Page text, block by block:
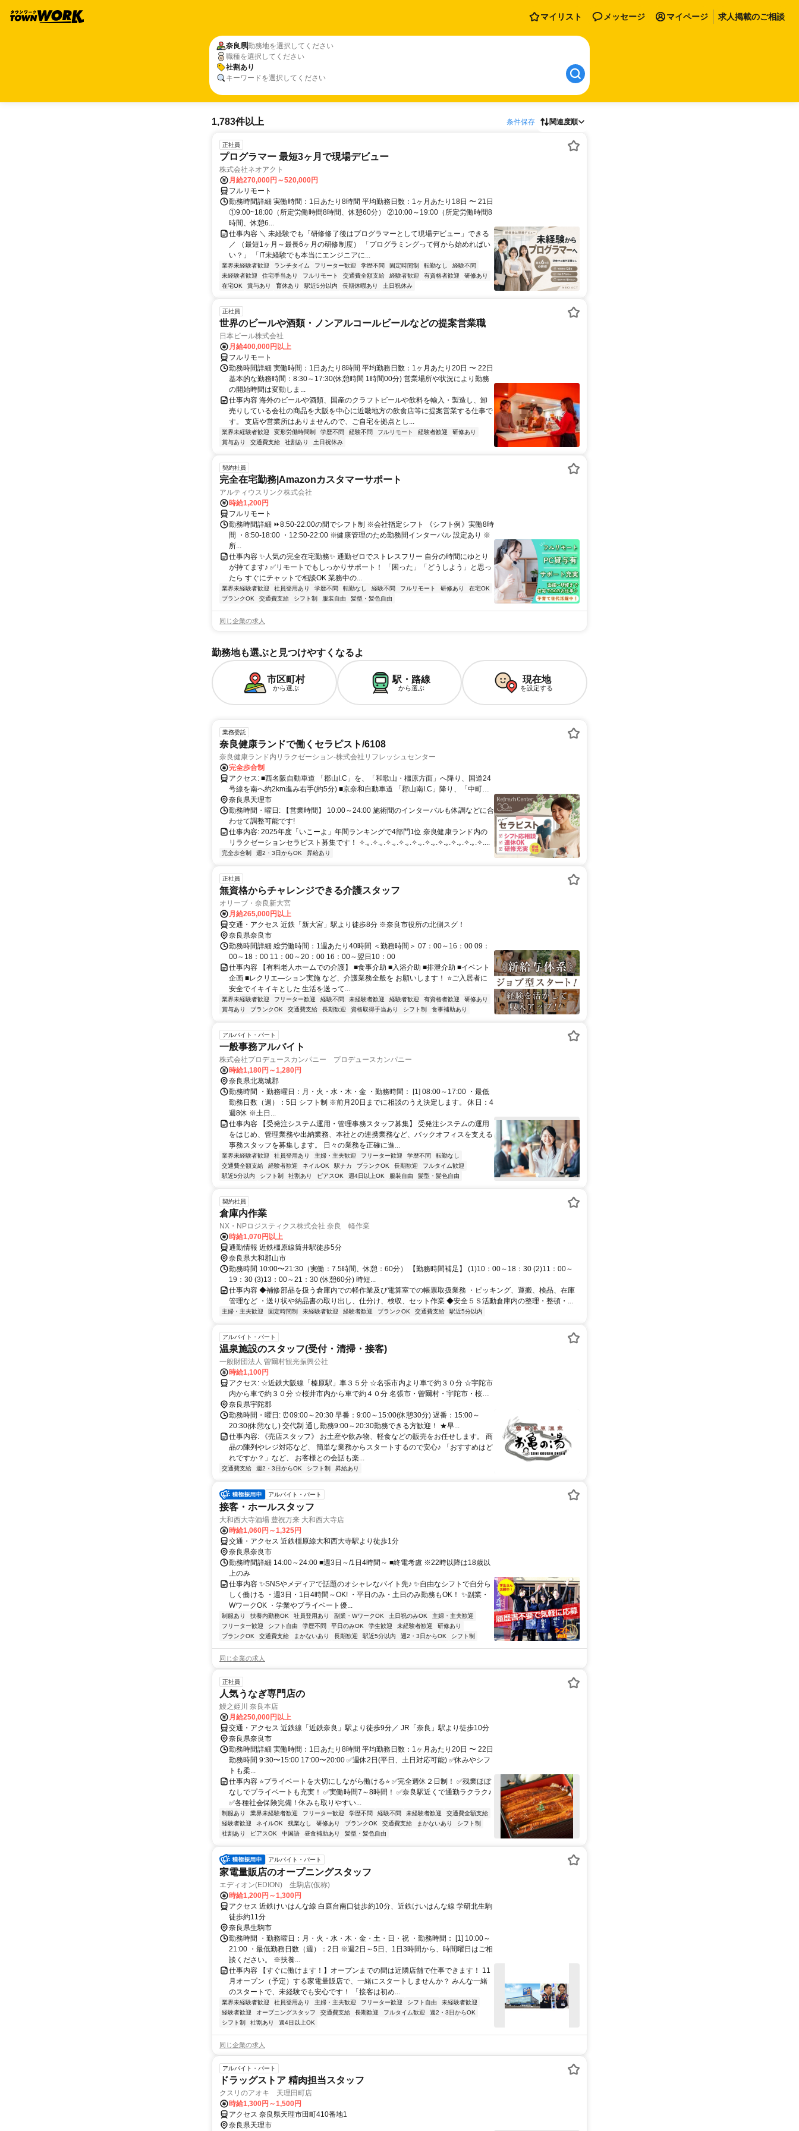
マイリスト メッセージ マイページ 求人掲載のご相談
奈良県勤務地を選択してください
職種を選択してください
社割あり
キーワードを選択してください
1,783件以上 条件保存 関連度順
正社員
プログラマー 最短3ヶ月で現場デビュー
株式会社ネオアクト
月給270,000円～520,000円
フルリモート
勤務時間詳細 実働時間：1日あたり8時間 平均勤務日数：1ヶ月あたり18日 〜 21日
①9:00~18:00（所定労働時間8時間、休憩60分） ②10:00～19:00（所定労働時間8
時間、休憩6...
仕事内容 ＼ 未経験でも「研修修了後はプログラマーとして現場デビュー」できる
／ （最短1ヶ月～最長6ヶ月の研修制度） 「プログラミングって何から始めればい
い？」 「IT未経験でも本当にエンジニアに...
業界未経験者歓迎 ランチタイム フリーター歓迎 学歴不問 固定時間制 転勤なし
経験不問
未経験者歓迎
住宅手当あり フルリモート 交通費全額支給 経験者歓迎 有資格者歓迎
研修あり
在宅OK
賞与あり 育休あり 駅近5分以内 長期休暇あり 土日祝休み
正社員
世界のビールや酒類・ノンアルコールビールなどの提案営業職
日本ビール株式会社
月給400,000円以上
フルリモート
勤務時間詳細 実働時間：1日あたり8時間 平均勤務日数：1ヶ月あたり20日 〜 22日
基本的な勤務時間：8:30～17:30(休憩時間 1時間00分) 営業場所や状況により勤務
の開始時間は変動しま...
仕事内容 海外のビールや酒類、国産のクラフトビールや飲料を輸入・製造し、卸
売りしている会社の商品を大阪を中心に近畿地方の飲食店等に提案営業する仕事で
す。 支店や営業所はありませんので、ご自宅を拠点とし...
業界未経験者歓迎 変形労働時間制 学歴不問 経験不問 フルリモート 経験者歓迎
研修あり
賞与あり
交通費支給 社割あり 土日祝休み
契約社員
完全在宅勤務|Amazonカスタマーサポート
アルティウスリンク株式会社
時給1,200円
フルリモート
勤務時間詳細 ⏩8:50-22:00の間でシフト制 ※会社指定シフト 《シフト例》実働8時
間 ・8:50-18:00 ・12:50-22:00 ※健康管理のため勤務間インターバル 設定あり ※
所...
仕事内容 ✨人気の完全在宅勤務✨ 通勤ゼロでストレスフリー 自分の時間にゆとり
が持てます♪ ✅リモートでもしっかりサポート！ 「困った」「どうしよう」と思っ
たら すぐにチャットで相談OK 業務中の...
業界未経験者歓迎 社員登用あり 学歴不問 転勤なし 経験不問 フルリモート 研修あり
在宅OK
ブランクOK
交通費支給 シフト制 服装自由 髪型・髪色自由
同じ企業の求人
勤務地も選ぶと見つけやすくなるよ
市区町村
から選ぶ
駅・路線
から選ぶ
現在地
を設定する
業務委託
奈良健康ランドで働くセラピスト/6108
奈良健康ランド内リラクゼーション-株式会社リフレッシュセンター
完全歩合制
アクセス: ■西名阪自動車道 「郡山I.C」を、「和歌山・橿原方面」へ降り、国道24
号線を南へ約2km進み右手(約5分) ■京奈和自動車道 「郡山南I.C」降り、「中町中
川北 交差点」を右折、国道24号線を南へ約2km進み右手(約5分)
奈良県天理市
勤務時間・曜日: 【営業時間】 10:00～24:00 施術間のインターバルも体調などに合
わせて調整可能です!
仕事内容: 2025年度「いこーよ」年間ランキングで4部門1位 奈良健康ランド内の
リラクゼーションセラピスト募集です！ ✧.｡.✧.｡.✧.｡.✧.｡.✧.｡.✧.｡.✧.｡.✧.｡.✧.｡.✧....
完全歩合制 週2・3日からOK 昇給あり
正社員
無資格からチャレンジできる介護スタッフ
オリーブ・奈良新大宮
月給265,000円以上
交通・アクセス 近鉄「新大宮」駅より徒歩8分 ※奈良市役所の北側スグ！
奈良県奈良市
勤務時間詳細 総労働時間：1週あたり40時間 ＜勤務時間＞ 07：00～16：00 09：
00～18：00 11：00～20：00 16：00～翌日10：00
仕事内容 【有料老人ホームでの介護】 ■食事介助 ■入浴介助 ■排泄介助 ■イベント
企画 ■レクリエ―ション実施 など、介護業務全般を お願いします！ ⭐ご入居者に
安全でイキイキとした 生活を送って...
業界未経験者歓迎 フリーター歓迎 経験不問 未経験者歓迎 経験者歓迎 有資格者歓迎
研修あり
賞与あり
ブランクOK 交通費支給 長期歓迎 資格取得手当あり シフト制 食事補助あり
アルバイト・パート
一般事務アルバイト
株式会社プロデュースカンパニー プロデュースカンパニー
時給1,180円～1,280円
奈良県北葛城郡
勤務時間 ・勤務曜日：月・火・水・木・金 ・勤務時間： [1] 08:00～17:00 ・最低
勤務日数（週）：5日 シフト制 ※前月20日までに相談のうえ決定します。 休日：4
週8休 ※土日...
仕事内容 【受発注システム運用・管理事務スタッフ募集】 受発注システムの運用
をはじめ、管理業務や出納業務、本社との連携業務など、バックオフィスを支える
事務スタッフを募集します。 日々の業務を正確に進...
業界未経験者歓迎 社員登用あり 主婦・主夫歓迎 フリーター歓迎 学歴不問
転勤なし
交通費全額支給
経験者歓迎 ネイルOK 駅ナカ ブランクOK 長期歓迎
フルタイム歓迎
駅近5分以内
シフト制 社割あり ピアスOK 週4日以上OK 服装自由 髪型・髪色自由
契約社員
倉庫内作業
NX・NPロジスティクス株式会社 奈良 軽作業
時給1,070円以上
通勤情報 近鉄橿原線筒井駅徒歩5分
奈良県大和郡山市
勤務時間 10:00〜21:30（実働：7.5時間、休憩：60分） 【勤務時間補足】 (1)10：00～18：30 (2)11：00～
19：30 (3)13：00～21：30 (休憩60分) 時短...
仕事内容 ◆補修部品を扱う倉庫内での軽作業及び電算室での帳票取扱業務 ・ピッキング、運搬、検品、在庫
管理など ・送り状や納品書の取り出し、仕分け、検収、セット作業 ◆安全５Ｓ活動倉庫内の整理・整頓・...
主婦・主夫歓迎 固定時間制 未経験者歓迎 経験者歓迎 ブランクOK 交通費支給 駅近5分以内
アルバイト・パート
温泉施設のスタッフ(受付・清掃・接客)
一般財団法人 曽爾村観光振興公社
時給1,100円
アクセス: ☆近鉄大阪線「榛原駅」車３５分 ☆名張市内より車で約３０分 ☆宇陀市
内から車で約３０分 ☆桜井市内から車で約４０分 名張市・曽爾村・宇陀市・桜井
市・伊賀市 など幅広い地域から通勤されている方も多数。
奈良県宇陀郡
勤務時間・曜日: ⏰09:00～20:30 早番：9:00～15:00(休憩30分) 遅番：15:00～
20:30(休憩なし) 交代制 通し勤務9:00～20:30勤務できる方歓迎！ ★早...
仕事内容: 《売店スタッフ》 お土産や飲み物、軽食などの販売をお任せします。 商
品の陳列やレジ対応など、 簡単な業務からスタートするので安心♪ 「おすすめはど
れですか？」など、 お客様との会話も楽...
交通費支給 週2・3日からOK シフト制 昇給あり
アルバイト・パート
接客・ホールスタッフ
大和西大寺酒場 豊祝万来 大和西大寺店
時給1,060円～1,325円
交通・アクセス 近鉄橿原線大和西大寺駅より徒歩1分
奈良県奈良市
勤務時間詳細 14:00～24:00 ■週3日～/1日4時間～ ■終電考慮 ※22時以降は18歳以
上のみ
仕事内容 ✨SNSやメディアで話題のオシャレなバイト先♪ ✨自由なシフトで自分ら
しく働ける ・週3日・1日4時間～OK! ・平日のみ・土日のみ勤務もOK！ ✨副業・
WワークOK ・学業やプライベート優...
制服あり 扶養内勤務OK 社員登用あり 副業・WワークOK 土日祝のみOK
主婦・主夫歓迎
フリーター歓迎
シフト自由 学歴不問 平日のみOK 学生歓迎 未経験者歓迎
研修あり
ブランクOK
交通費支給 まかないあり 長期歓迎 駅近5分以内 週2・3日からOK シフト制
同じ企業の求人
正社員
人気うなぎ専門店の
鰻之姫川 奈良本店
月給250,000円以上
交通・アクセス 近鉄線「近鉄奈良」駅より徒歩9分／ JR「奈良」駅より徒歩10分
奈良県奈良市
勤務時間詳細 実働時間：1日あたり8時間 平均勤務日数：1ヶ月あたり20日 〜 22日
勤務時間 9:30〜15:00 17:00〜20:00 ✅週休2日(平日、土日対応可能) ✅休みやシフ
トも柔...
仕事内容 ⭐プライベートを大切にしながら働ける⭐ ✅完全週休２日制！ ✅残業ほぼ
なしでプライベートも充実！ ✅実働時間7～8時間！ ✅奈良駅近くで通勤ラクラク♪
✅各種社会保険完備！休みも取りやすい...
制服あり 業界未経験者歓迎 フリーター歓迎 学歴不問 経験不問 未経験者歓迎
交通費全額支給
経験者歓迎
ネイルOK 残業なし 研修あり ブランクOK 交通費支給 まかないあり
シフト制
社割あり
ピアスOK 中国語 昼食補助あり 髪型・髪色自由
アルバイト・パート
家電量販店のオープニングスタッフ
エディオン(EDION) 生駒店(仮称)
時給1,200円～1,300円
アクセス 近鉄けいはんな線 白庭台南口徒歩約10分、近鉄けいはんな線 学研北生駒
徒歩約11分
奈良県生駒市
勤務時間 ・勤務曜日：月・火・水・木・金・土・日・祝 ・勤務時間： [1] 10:00～
21:00 ・最低勤務日数（週）：2日 ※週2日～5日、1日3時間から、時間曜日はご相
談ください。 ※扶養...
仕事内容 【すぐに働けます！】オープンまでの間は近隣店舗で仕事できます！ 11
月オープン（予定）する家電量販店で、一緒にスタートしませんか？ みんな一緒
のスタートで、未経験でも安心です！ 「接客は初め...
業界未経験者歓迎 社員登用あり 主婦・主夫歓迎 フリーター歓迎 シフト自由
未経験者歓迎
経験者歓迎
オープニングスタッフ 交通費支給 長期歓迎 フルタイム歓迎
週2・3日からOK
シフト制
社割あり 週4日以上OK
同じ企業の求人
アルバイト・パート
ドラッグストア 精肉担当スタッフ
クスリのアオキ 天理田町店
時給1,300円～1,500円
アクセス 奈良県天理市田町410番地1
奈良県天理市